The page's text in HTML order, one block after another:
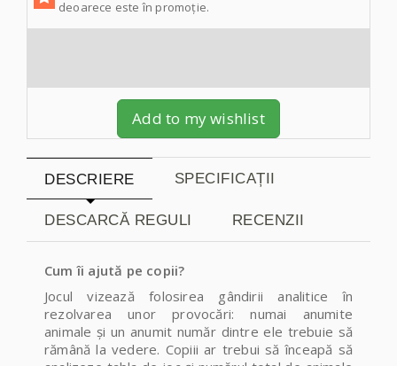
deoarece este în promoție.
Add to my wishlist
DESCRIERE SPECIFICAȚII
DESCARCĂ REGULI RECENZII
Cum îi ajută pe copii?
Jocul vizează folosirea gândirii analitice în
rezolvarea unor provocări: numai anumite
animale și un anumit număr dintre ele trebuie să
rămână la vedere. Copiii ar trebui să înceapă să